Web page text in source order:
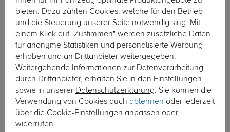
bieten. Dazu zählen Cookies, welche für den Betrieb
und die Steuerung unserer Seite notwendig sing. Mit
einem Klick auf "Zustimmen" werden zusätzliche Daten
für anonyme Statistiken und personalisierte Werbung
erhoben und an Drittanbieter weitergegeben.
Weitergehende Informationen zur Datenverarbeitung
durch Drittanbieter, erhalten Sie in den Einstellungen
sowie in unserer Datenschutzerklärung. Sie können die
Verwendung von Cookies auch ablehnen oder jederzeit
über die Cookie-Einstellungen anpassen oder
widerrufen.